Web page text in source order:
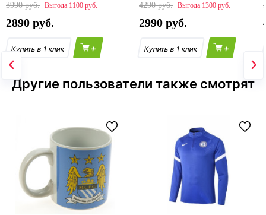
3990
1100
2890
+
4290
1300
2990
+
Другие пользователи также смотрят